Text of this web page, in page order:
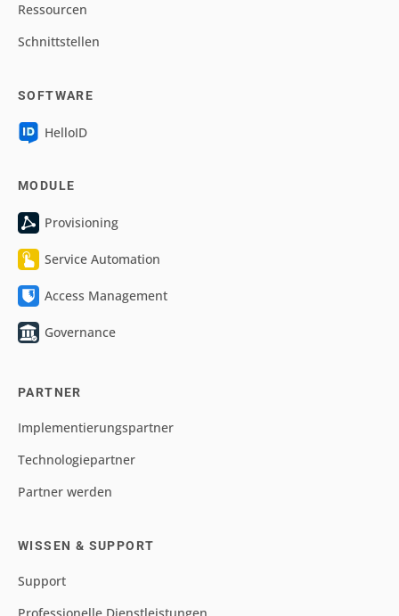
Ressourcen
Schnittstellen
SOFTWARE
HelloID
MODULE
Provisioning
Service Automation
Access Management
Governance
PARTNER
Implementierungspartner
Technologiepartner
Partner werden
WISSEN & SUPPORT
Support